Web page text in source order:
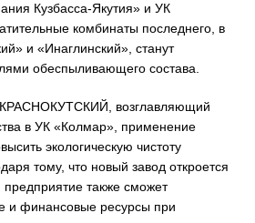
Кузбасса-Якутия» и УК
комбинаты последнего, в
и «Инаглинский», станут
обеспыливающего состава.
КРАСНОКУТСКИЙ, возглавляющий
в УК «Колмар», применение
экологическую чистоту
тому, что новый завод откроется
предприятие также сможет
и финансовые ресурсы при